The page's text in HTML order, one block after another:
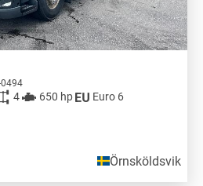
0494
4 650 hp
Euro 6
Örnsköldsvik